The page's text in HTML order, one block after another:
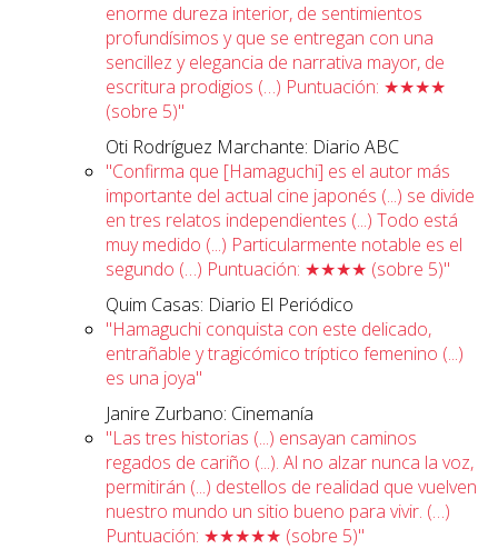
enorme dureza interior, de sentimientos
profundísimos y que se entregan con una
sencillez y elegancia de narrativa mayor, de
escritura prodigios (…) Puntuación: ★★★★
(sobre 5)"
Oti Rodríguez Marchante: Diario ABC
"Confirma que [Hamaguchi] es el autor más
importante del actual cine japonés (...) se divide
en tres relatos independientes (...) Todo está
muy medido (...) Particularmente notable es el
segundo (…) Puntuación: ★★★★ (sobre 5)"
Quim Casas: Diario El Periódico
"Hamaguchi conquista con este delicado,
entrañable y tragicómico tríptico femenino (...)
es una joya"
Janire Zurbano: Cinemanía
"Las tres historias (...) ensayan caminos
regados de cariño (...). Al no alzar nunca la voz,
permitirán (...) destellos de realidad que vuelven
nuestro mundo un sitio bueno para vivir. (…)
Puntuación: ★★★★★ (sobre 5)"